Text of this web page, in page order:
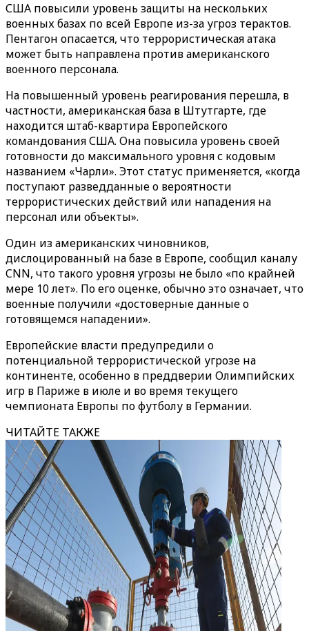
США повысили уровень защиты на нескольких
военных базах по всей Европе из-за угроз терактов.
Пентагон опасается, что террористическая атака
может быть направлена против американского
военного персонала.
На повышенный уровень реагирования перешла, в
частности, американская база в Штутгарте, где
находится штаб-квартира Европейского
командования США. Она повысила уровень своей
готовности до максимального уровня с кодовым
названием «Чарли‎»‎. Этот статус применяется, «когда
поступают разведданные о вероятности
террористических действий или нападения на
персонал или объекты».
Один из американских чиновников,
дислоцированный на базе в Европе, сообщил каналу
CNN, что такого уровня угрозы не было «по крайней
мере 10 лет». По его оценке, обычно это означает, что
военные получили «достоверные данные о
готовящемся нападении».
Европейские власти предупредили о
потенциальной террористической угрозе на
континенте, особенно в преддверии Олимпийских
игр в Париже в июле и во время текущего
чемпионата Европы по футболу в Германии.
ЧИТАЙТЕ ТАКЖЕ